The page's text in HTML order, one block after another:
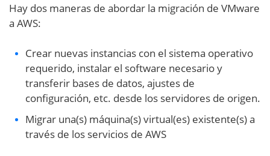
Hay dos maneras de abordar la migración de VMware
a AWS:
Crear nuevas instancias con el sistema operativo
requerido, instalar el software necesario y
transferir bases de datos, ajustes de
configuración, etc. desde los servidores de origen.
Migrar una(s) máquina(s) virtual(es) existente(s) a
través de los servicios de AWS